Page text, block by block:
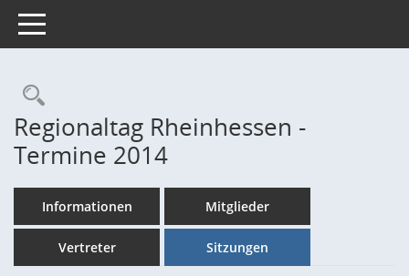
Toggle navigation
Rechercheauswahl
Regionaltag Rheinhessen -
Termine 2014
Informationen Mitglieder
Vertreter Sitzungen